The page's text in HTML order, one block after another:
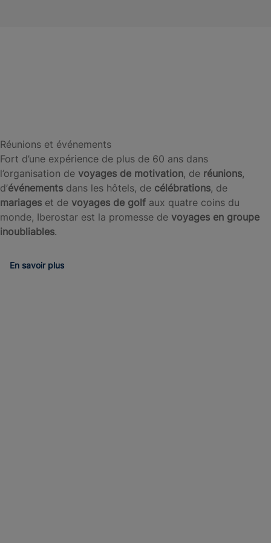
Réunions et événements
Fort d’une expérience de plus de 60 ans dans
l’organisation de voyages de motivation, de réunions,
d’événements dans les hôtels, de célébrations, de
mariages et de voyages de golf aux quatre coins du
monde, Iberostar est la promesse de voyages en groupe
inoubliables.
En savoir plus